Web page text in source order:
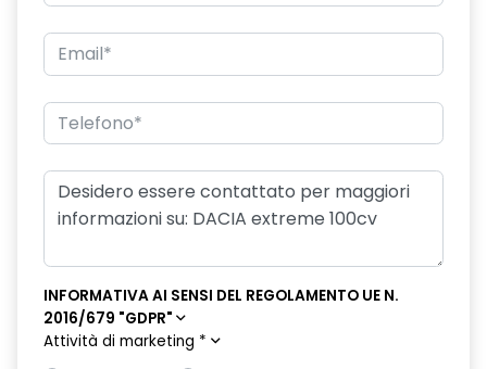
INFORMATIVA AI SENSI DEL REGOLAMENTO UE N.
2016/679 "GDPR"
Attività di marketing *